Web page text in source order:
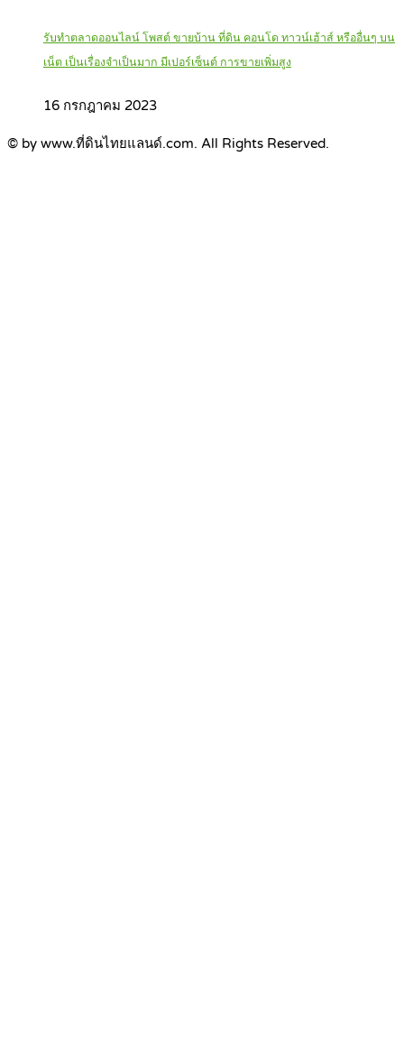
รับทำตลาดออนไลน์ โพสต์ ขายบ้าน ที่ดิน คอนโด ทาวน์เฮ้าส์ หรืออื่นๆ บน
เน็ต เป็นเรื่องจำเป็นมาก มีเปอร์เซ็นต์ การขายเพิ่มสูง
16 กรกฎาคม 2023
© by www.ที่ดินไทยแลนด์.com. All Rights Reserved.